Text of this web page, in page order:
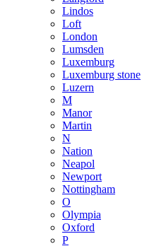
Lindos
Loft
London
Lumsden
Luxemburg
Luxemburg stone
Luzern
M
Manor
Martin
N
Nation
Neapol
Newport
Nottingham
O
Olympia
Oxford
P